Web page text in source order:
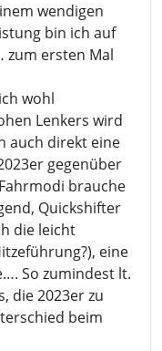
wendigen
bin ich auf
zum ersten Mal
wohl
Lenkers wird
auch direkt eine
gegenüber
brauche
Quickshifter
die leicht
eine
So zumindest lt.
die 2023er zu
beim